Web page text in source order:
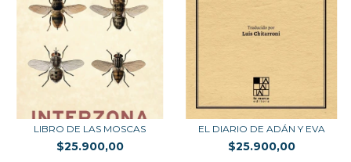
LIBRO DE LAS MOSCAS
$25.900,00
EL DIARIO DE ADÁN Y EVA
$25.900,00